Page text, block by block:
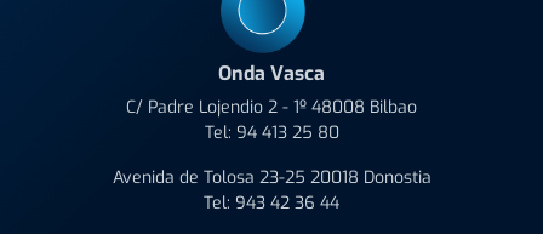
Onda Vasca
C/ Padre Lojendio 2 - 1º 48008 Bilbao
Tel: 94 413 25 80
Avenida de Tolosa 23-25 20018 Donostia
Tel: 943 42 36 44